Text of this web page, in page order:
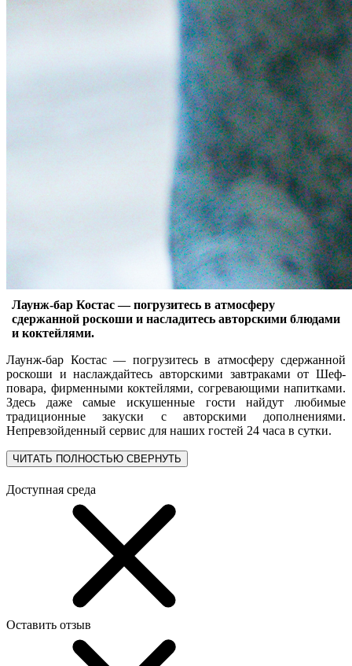
Лаунж-бар Костас — погрузитесь в атмосферу
сдержанной роскоши и насладитесь авторскими блюдами
и коктейлями.
Лаунж-бар Костас — погрузитесь в атмосферу сдержанной
роскоши и наслаждайтесь авторскими завтраками от Шеф-
повара, фирменными коктейлями, согревающими напитками.
Здесь даже самые искушенные гости найдут любимые
традиционные закуски с авторскими дополнениями.
Непревзойденный сервис для наших гостей 24 часа в сутки.
ЧИТАТЬ ПОЛНОСТЬЮ СВЕРНУТЬ
Доступная среда
Оставить отзыв